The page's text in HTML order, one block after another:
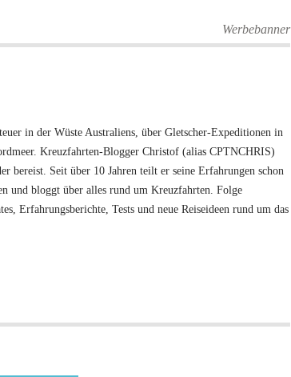
Werbebanner
in der Wüste Australiens, über Gletscher-Expeditionen in
Kreuzfahrten-Blogger Christof (alias CPTNCHRIS)
bereist. Seit über 10 Jahren teilt er seine Erfahrungen schon
und bloggt über alles rund um Kreuzfahrten. Folge
Erfahrungsberichte, Tests und neue Reiseideen rund um das